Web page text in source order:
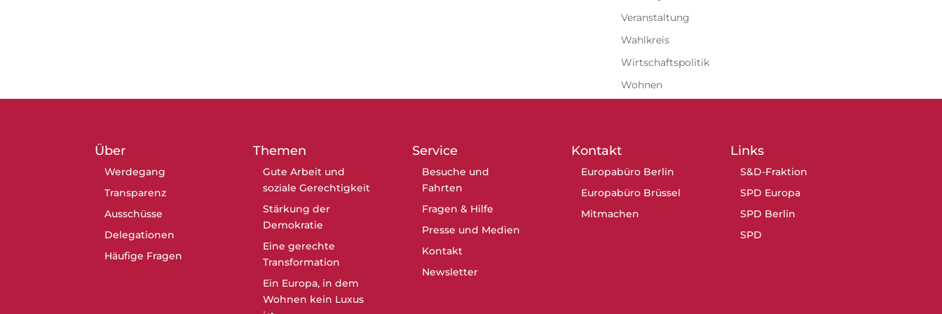
Veranstaltung
Wahlkreis
Wirtschaftspolitik
Wohnen
Über
Werdegang
Transparenz
Ausschüsse
Delegationen
Häufige Fragen
Themen
Gute Arbeit und
soziale Gerechtigkeit
Stärkung der
Demokratie
Eine gerechte
Transformation
Ein Europa, in dem
Wohnen kein Luxus
Service
Besuche und
Fahrten
Fragen & Hilfe
Presse und Medien
Kontakt
Newsletter
Kontakt
Europabüro Berlin
Europabüro Brüssel
Mitmachen
Links
S&D-Fraktion
SPD Europa
SPD Berlin
SPD